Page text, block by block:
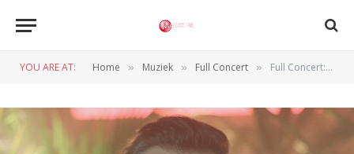
YOU ARE AT: Home » Muziek » Full Concert » Full Concert: Purple Disco Machine live @ EDC Mexico (2022)